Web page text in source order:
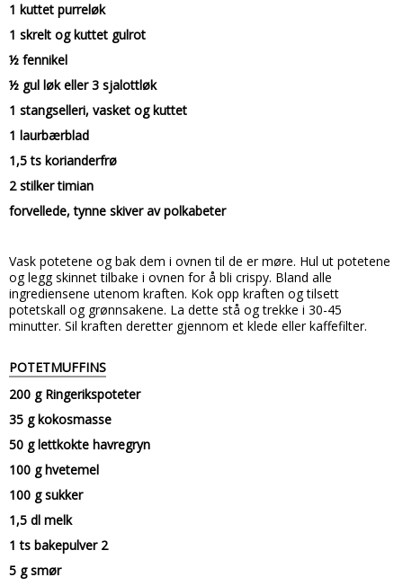
1 kuttet purreløk
1 skrelt og kuttet gulrot
½ fennikel
½ gul løk eller 3 sjalottløk
1 stangselleri, vasket og kuttet
1 laurbærblad
1,5 ts korianderfrø
2 stilker timian
forvellede, tynne skiver av polkabeter
Vask potetene og bak dem i ovnen til de er møre. Hul ut potetene
og legg skinnet tilbake i ovnen for å bli crispy. Bland alle
ingrediensene utenom kraften. Kok opp kraften og tilsett
potetskall og grønnsakene. La dette stå og trekke i 30-45
minutter. Sil kraften deretter gjennom et klede eller kaffefilter.
POTETMUFFINS
200 g Ringerikspoteter
35 g kokosmasse
50 g lettkokte havregryn
100 g hvetemel
100 g sukker
1,5 dl melk
1 ts bakepulver 2
5 g smør